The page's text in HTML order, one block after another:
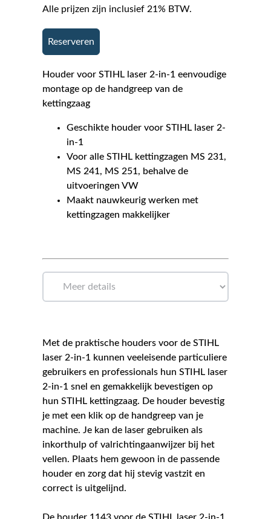
Alle prijzen zijn inclusief 21% BTW.
Reserveren
Houder voor STIHL laser 2-in-1 eenvoudige
montage op de handgreep van de
kettingzaag
Geschikte houder voor STIHL laser 2-
in-1
Voor alle STIHL kettingzagen MS 231,
MS 241, MS 251, behalve de
uitvoeringen VW
Maakt nauwkeurig werken met
kettingzagen makkelijker
Met de praktische houders voor de STIHL
laser 2-in-1 kunnen veeleisende particuliere
gebruikers en professionals hun STIHL laser
2-in-1 snel en gemakkelijk bevestigen op
hun STIHL kettingzaag. De houder bevestig
je met een klik op de handgreep van je
machine. Je kan de laser gebruiken als
inkorthulp of valrichtingaanwijzer bij het
vellen. Plaats hem gewoon in de passende
houder en zorg dat hij stevig vastzit en
correct is uitgelijnd.